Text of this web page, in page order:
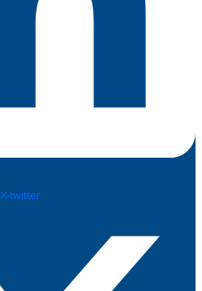
X-twitter